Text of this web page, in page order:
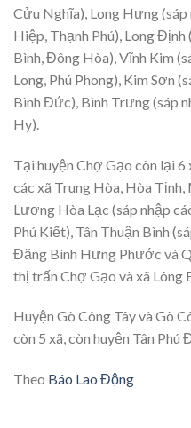
Cửu Nghĩa), Long Hưng
Hiệp, Thạnh Phú), Long Định
Bình, Đông Hòa), Vĩnh Kim
Long, Phú Phong), Kim Sơn
Bình Đức), Bình Trưng (sáp
Hy).
Tại huyện Chợ Gạo còn lại 6
các xã Trung Hòa, Hòa Tịnh,
Lương Hòa Lạc (sáp nhập
Phú Kiết), Tân Thuận Bình
Đăng Bình Hưng Phước và
thị trấn Chợ Gạo và xã Lông
Huyện Gò Công Tây và Gò
còn 5 xã, còn huyện Tân Phú
Theo Báo Lao Động